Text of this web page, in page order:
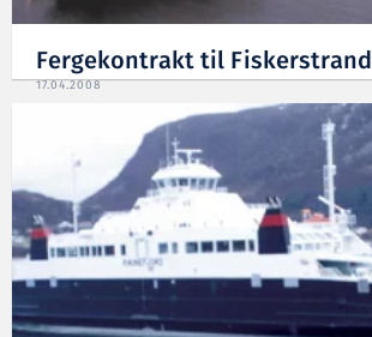
Fergekontrakt til Fiskerstrand
17.04.2008